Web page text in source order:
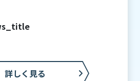
詳しく見る